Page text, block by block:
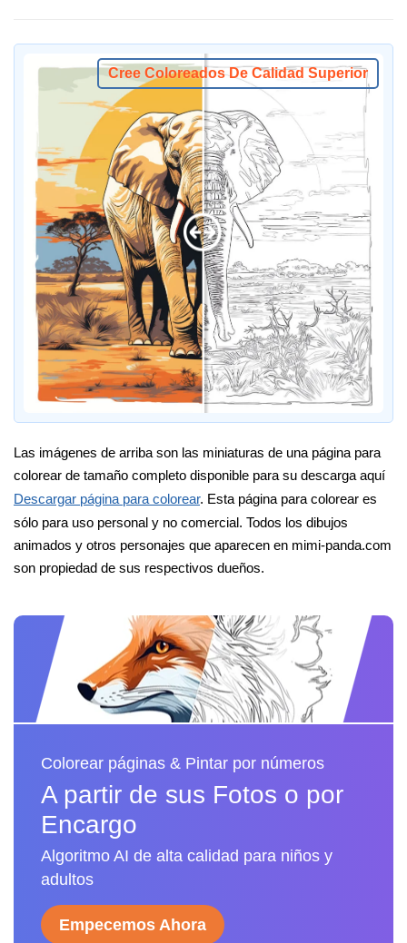
Cree Coloreados De Calidad Superior
Las imágenes de arriba son las miniaturas de una página para
colorear de tamaño completo disponible para su descarga aquí
Descargar página para colorear. Esta página para colorear es
sólo para uso personal y no comercial. Todos los dibujos
animados y otros personajes que aparecen en mimi-panda.com
son propiedad de sus respectivos dueños.
Colorear páginas & Pintar por números
A partir de sus Fotos o por
Encargo
Algoritmo AI de alta calidad para niños y
adultos
Empecemos Ahora